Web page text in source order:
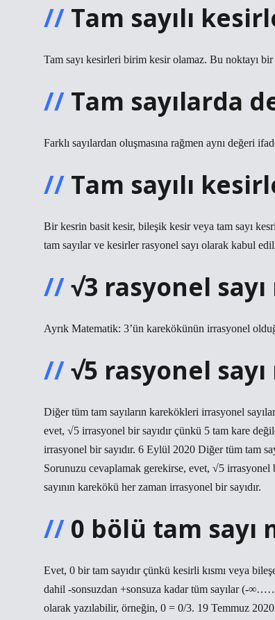
Tam sayılı
Tam sayı kesirleri birim kesir olamaz. Bu noktayı
Tam sayılarda
Farklı sayılardan oluşmasına rağmen aynı değeri
Tam sayılı
Bir kesrin basit kesir, bileşik kesir veya tam sayı
tam sayılar ve kesirler rasyonel sayı olarak kabul
√3 rasyonel sayı
Ayrık Matematik: 3’ün karekökünün irrasyonel
√5 rasyonel sayı
Diğer tüm tam sayıların karekökleri irrasyonel
evet, √5 irrasyonel bir sayıdır çünkü 5 tam kare
irrasyonel bir sayıdır. 6 Eylül 2020 Diğer tüm tam
Sorunuzu cevaplamak gerekirse, evet, √5
sayının karekökü her zaman irrasyonel bir sayıdır.
0 bölü tam sayı
Evet, 0 bir tam sayıdır çünkü kesirli kısmı veya
dahil -sonsuzdan +sonsuza kadar tüm sayılar (-
olarak yazılabilir, örneğin, 0 = 0/3. 19 Temmuz